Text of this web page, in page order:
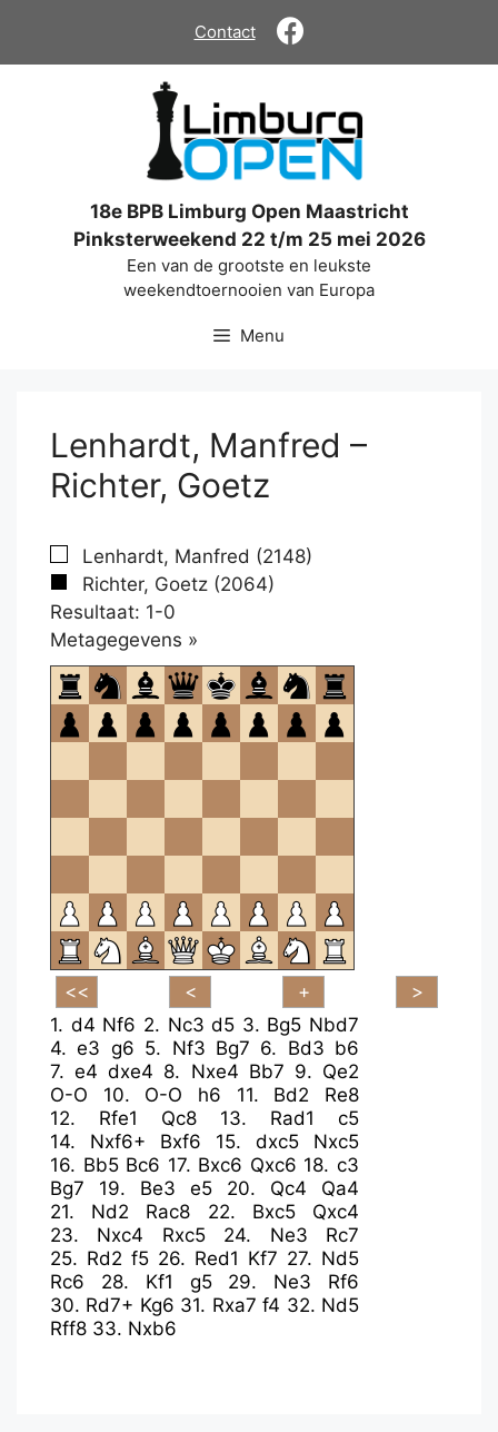
de
Contact
18e BPB Limburg Open Maastricht
Pinksterweekend 22 t/m 25 mei 2026
Een van de grootste en leukste
weekendtoernooien van Europa
Menu
Lenhardt, Manfred –
Richter, Goetz
Lenhardt, Manfred (2148)
Richter, Goetz (2064)
Resultaat: 1-0
Metagegevens »
om
te
openen.
1. d4 Nf6 2. Nc3 d5 3. Bg5 Nbd7
4.e3 g6 5. Nf3 Bg7 6. Bd3 b6
7.e4 dxe4 8. Nxe4 Bb7 9. Qe2
O-O
10. O-O h6 11. Bd2
Re8
12. Rfe1 Qc8 13. Rad1
c5
14. Nxf6+ Bxf6 15. dxc5
Nxc5
16. Bb5 Bc6 17. Bxc6 Qxc6 18.c3
Bg7
19. Be3 e5 20. Qc4
Qa4
21. Nd2 Rac8 22. Bxc5
Qxc4
23. Nxc4 Rxc5 24. Ne3
Rc7
25. Rd2 f5 26. Red1 Kf7 27. Nd5
Rc6
28. Kf1 g5 29. Ne3
Rf6
30. Rd7+ Kg6 31. Rxa7 f4 32. Nd5
Rff8 33. Nxb6